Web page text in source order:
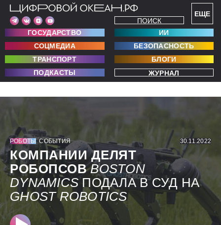
ЕЩЕ
ПОИСК
ГОСУДАРСТВО
ИИ
СОЦМЕДИА
БЕЗОПАСНОСТЬ
ТРАНСПОРТ
БЛОГИ
ПОДКАСТЫ
ЖУРНАЛ
РОБОТЫ СОБЫТИЯ 30.11.2022
КОМПАНИИ ДЕЛЯТ
РОБОПСОВ BOSTON
DYNAMICSПОДАЛА В СУД НА
GHOSTROBOTICS